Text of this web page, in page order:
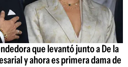
que levantó junto a De la
y ahora es primera dama de